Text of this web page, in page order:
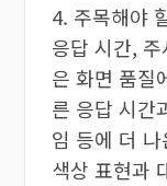
4. 주목해야
응답 시간,
은 화면 품질
른 응답 시간
임 등에 더
색상 표현과